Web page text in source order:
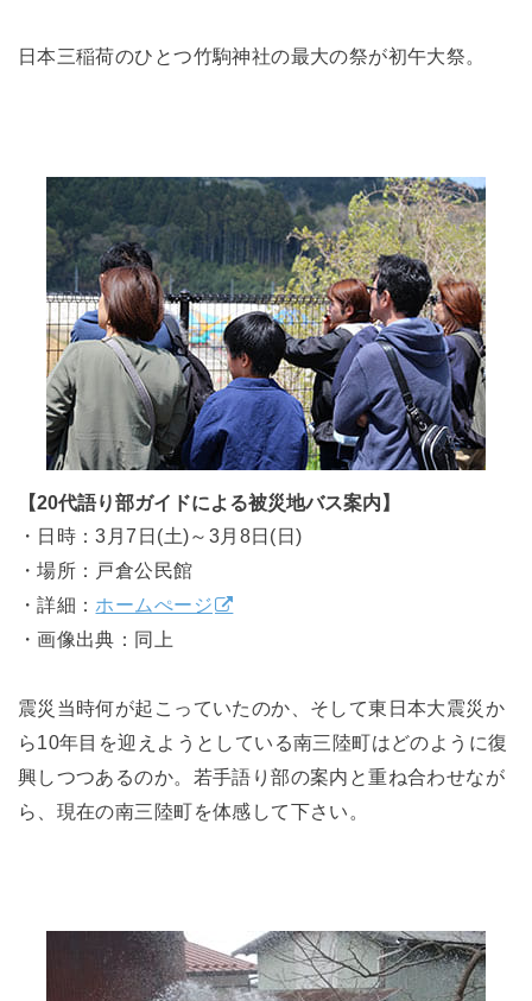
日本三稲荷のひとつ竹駒神社の最大の祭が初午大祭。
【20代語り部ガイドによる被災地バス案内】
・日時：3月7日(土)～3月8日(日)
・場所：戸倉公民館
・詳細： ホームぺージ
・画像出典：同上
震災当時何が起こっていたのか、そして東日本大震災か
ら10年目を迎えようとしている南三陸町はどのように復
興しつつあるのか。若手語り部の案内と重ね合わせなが
ら、現在の南三陸町を体感して下さい。